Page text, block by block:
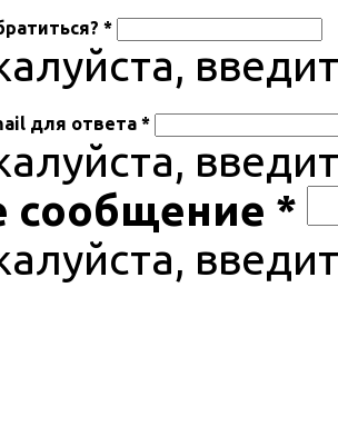
*
для ответа *
сообщение *